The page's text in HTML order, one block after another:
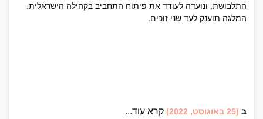
התלבושת, ונועדה לעודד את פיתוח התחביב בקהילה הישראלית.
המלגה תוענק לעד שני זוכים.
ב (25 באוגוסט, 2022) קרא עוד...